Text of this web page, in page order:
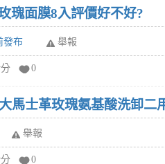
瑰面膜8入評價好不好?
發布 舉報
0
馬士革玫瑰氨基酸洗卸二
舉報
0